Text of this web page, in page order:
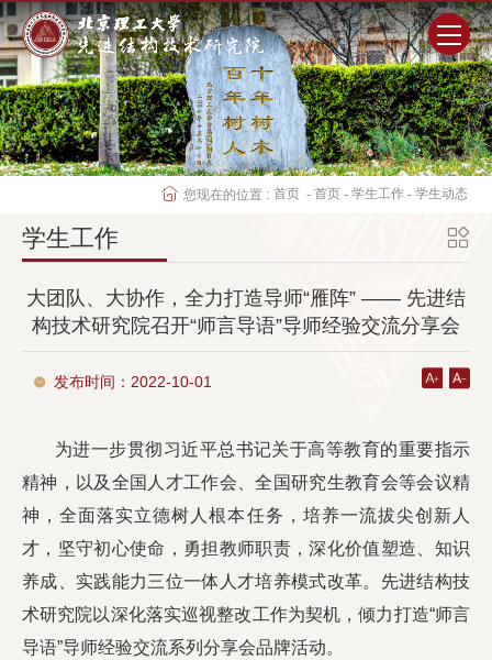
首页
研究院概况
师资队伍
科学研究
人才培养
学生工作
校友工作
您现在的位置 : 首页 - 首页 - 学生工作 - 学生动态
学生工作
大团队、大协作，全力打造导师“雁阵” —— 先进结
构技术研究院召开“师言导语”导师经验交流分享会
发布时间：2022-10-01
为进一步贯彻习近平总书记关于高等教育的重要指示
精神，以及全国人才工作会、全国研究生教育会等会议精
神，全面落实立德树人根本任务，培养一流拔尖创新人
才，坚守初心使命，勇担教师职责，深化价值塑造、知识
养成、实践能力三位一体人才培养模式改革。先进结构技
术研究院以深化落实巡视整改工作为契机，倾力打造“师言
导语”导师经验交流系列分享会品牌活动。